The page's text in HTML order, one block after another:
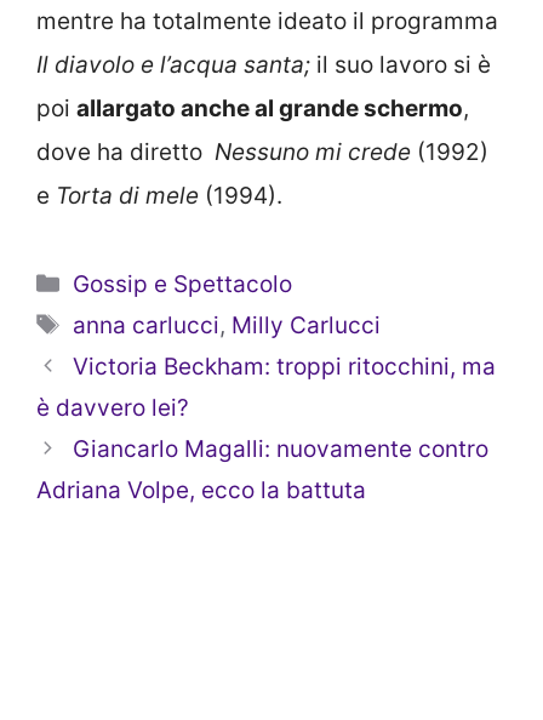
mentre ha totalmente ideato il programma
Il diavolo e l’acqua santa; il suo lavoro si è
poi allargato anche al grande schermo,
dove ha diretto Nessuno mi crede (1992)
e Torta di mele (1994).
Categorie
Gossip e Spettacolo
Tag
anna carlucci, Milly Carlucci
Victoria Beckham: troppi ritocchini, ma
è davvero lei?
Giancarlo Magalli: nuovamente contro
Adriana Volpe, ecco la battuta